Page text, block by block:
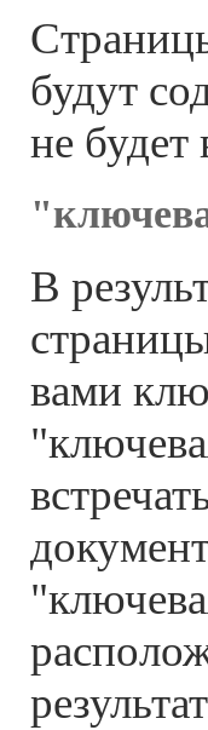
будут
не будет
В
вами